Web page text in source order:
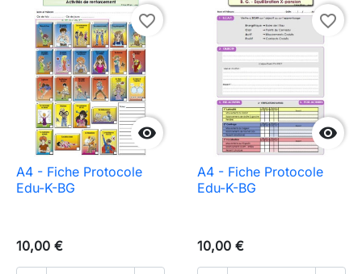

favorite_border
A4 - Fiche Protocole
Edu-K-BG
10,00 €

favorite_border
A4 - Fiche Protocole
Edu-K-BG
10,00 €